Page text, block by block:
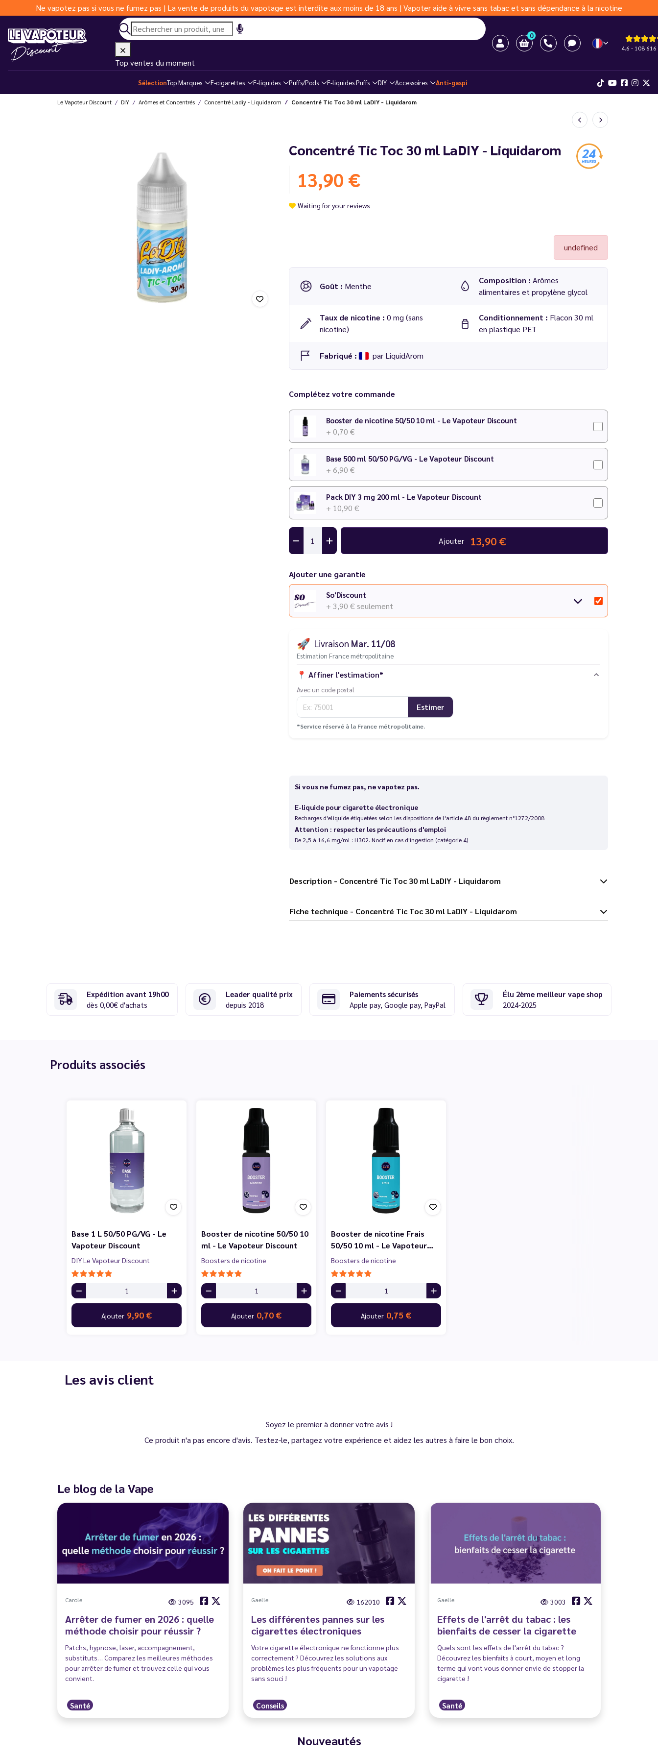
Ne vapotez pas si vous ne fumez pas | La vente de produits du vapotage est interdite aux moins de 18 ans | Vapoter aide à vivre sans tabac et sans dépendance à la nicotine
0
4.6 - 108 616
Top ventes du moment
SélectionTop Marques E-cigarettes E-liquides Puffs/Pods E-liquides Puffs DIY Accessoires Anti-gaspi
Le Vapoteur Discount DIY Arômes et Concentrés Concentré Ladiy - Liquidarom Concentré Tic Toc 30 ml LaDIY - Liquidarom
Concentré Tic Toc 30 ml LaDIY - Liquidarom
13,90 €
Waiting for your reviews
undefined
Goût : Menthe
Composition : Arômes
alimentaires et propylène glycol
Taux de nicotine : 0 mg (sans
nicotine)
Conditionnement : Flacon 30 ml
en plastique PET
Fabriqué : par LiquidArom
Dosage conseillé: 15 % dans une base 50/50 PG/VG
Temps de maturation : 2 à 7 jours
N'hésitez pas à consulter notre
Complétez votre commande
Booster de nicotine 50/50 10 ml - Le Vapoteur Discount
+ 0,70 €
Base 500 ml 50/50 PG/VG - Le Vapoteur Discount
+ 6,90 €
Pack DIY 3 mg 200 ml - Le Vapoteur Discount
+ 10,90 €
Ajouter 13,90 €
Ajouter une garantie
So'Discount
+ 3,90 € seulement
🚀 Livraison Mar. 11/08
Estimation France métropolitaine
📍 Affiner l'estimation*
Avec un code postal
Estimer
*Service réservé à la France métropolitaine.
Si vous ne fumez pas, ne vapotez pas.
E-liquide pour cigarette électronique
Recharges d'eliquide étiquetées selon les dispositions de l'article 48 du règlement n°1272/2008
Attention : respecter les précautions d'emploi
De 2,5 à 16,6 mg/ml : H302. Nocif en cas d'ingestion (catégorie 4)
Description - Concentré Tic Toc 30 ml LaDIY - Liquidarom
Fiche technique - Concentré Tic Toc 30 ml LaDIY - Liquidarom
Expédition avant 19h00
dès 0,00€ d'achats
Leader qualité prix
depuis 2018
Paiements sécurisés
Apple pay, Google pay, PayPal
Élu 2ème meilleur vape shop
2024-2025
Produits associés
Base 1 L 50/50 PG/VG - Le
Vapoteur Discount
DIY Le Vapoteur Discount
Ajouter 9,90 €
Booster de nicotine 50/50 10
ml - Le Vapoteur Discount
Boosters de nicotine
Ajouter 0,70 €
Booster de nicotine Frais
50/50 10 ml - Le Vapoteur…
Boosters de nicotine
Ajouter 0,75 €
Les avis client
Soyez le premier à donner votre avis !
Ce produit n'a pas encore d'avis. Testez-le, partagez votre expérience et aidez les autres à faire le bon choix.
Le blog de la Vape
Carole 3095
Arrêter de fumer en 2026 : quelle
méthode choisir pour réussir ?
Patchs, hypnose, laser, accompagnement,
substituts… Comparez les meilleures méthodes
pour arrêter de fumer et trouvez celle qui vous
convient.
Santé
Gaelle 162010
Les différentes pannes sur les
cigarettes électroniques
Votre cigarette électronique ne fonctionne plus
correctement ? Découvrez les solutions aux
problèmes les plus fréquents pour un vapotage
sans souci !
Conseils
Gaelle 3003
Effets de l'arrêt du tabac : les
bienfaits de cesser la cigarette
Quels sont les effets de l'arrêt du tabac ?
Découvrez les bienfaits à court, moyen et long
terme qui vont vous donner envie de stopper la
cigarette !
Santé
Nouveautés